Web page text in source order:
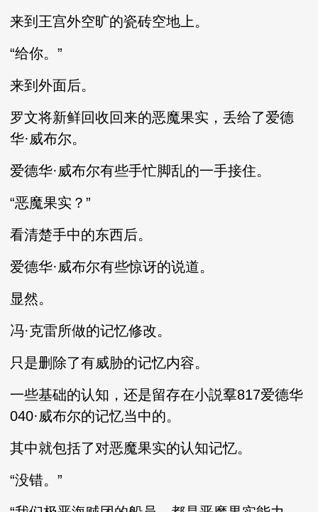
来到王宫外空旷的瓷砖空地上。
“给你。”
来到外面后。
罗文将新鲜回收回来的恶魔果实，丢给了爱德
华·威布尔。
爱德华·威布尔有些手忙脚乱的一手接住。
“恶魔果实？”
看清楚手中的东西后。
爱德华·威布尔有些惊讶的说道。
显然。
冯·克雷所做的记忆修改。
只是删除了有威胁的记忆内容。
一些基础的认知，还是留存在小説羣817爱德华
040·威布尔的记忆当中的。
其中就包括了对恶魔果实的认知记忆。
“没错。”